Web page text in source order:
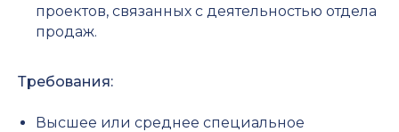
проектов, связанных с деятельностью отдела
продаж.
Требования:
Высшее или среднее специальное